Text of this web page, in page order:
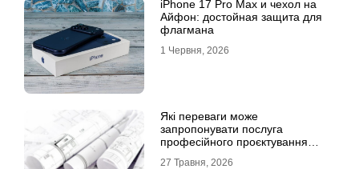
iPhone 17 Pro Max и чехол на
Айфон: достойная защита для
флагмана
1 Червня, 2026
Які переваги може
запропонувати послуга
професійного проєктування
27 Травня, 2026